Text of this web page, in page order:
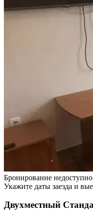
Бронирование недоступно
Укажите даты заезда и
Двухместный